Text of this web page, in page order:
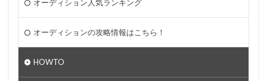
オーディション人気ランキング
オーディションの攻略情報はこちら！
HOWTO